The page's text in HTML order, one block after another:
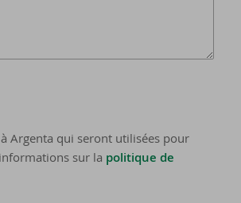
Argenta qui seront utilisées pour
sur la politique de